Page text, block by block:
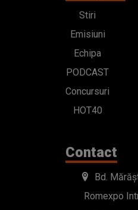
Stiri
Emisiuni
Echipa
PODCAST
Concursuri
HOT40
Contact
Bd.
Romexpo